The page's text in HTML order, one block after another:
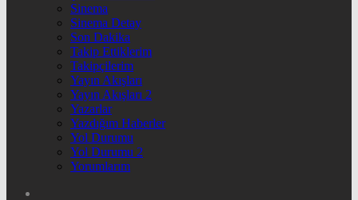
Sinema
Sinema Detay
Son Dakika
Takip Ettiklerim
Takipçilerim
Yayın Akışları
Yayın Akışları 2
Yazarlar
Yazdığım Haberler
Yol Durumu
Yol Durumu 2
Yorumlarım